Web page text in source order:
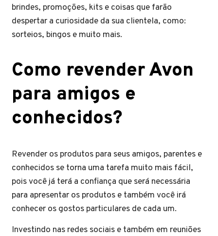
brindes, promoções, kits e coisas que farão
despertar a curiosidade da sua clientela, como:
sorteios, bingos e muito mais.
Como revender Avon
para amigos e
conhecidos?
Revender os produtos para seus amigos, parentes e
conhecidos se torna uma tarefa muito mais fácil,
pois você já terá a confiança que será necessária
para apresentar os produtos e também você irá
conhecer os gostos particulares de cada um.
Investindo nas redes sociais e também em reuniões